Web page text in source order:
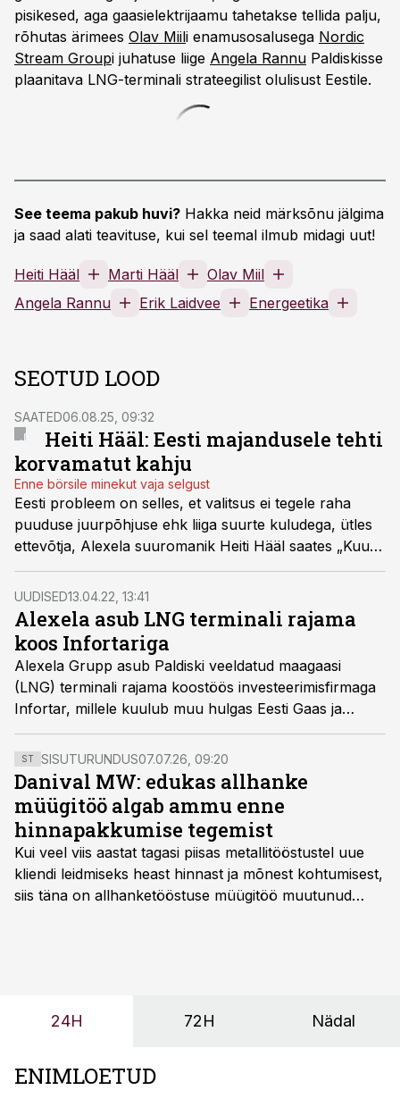
pisikesed, aga gaasielektrijaamu tahetakse tellida palju,
rõhutas ärimees Olav Miili enamusosalusega Nordic
Stream Groupi juhatuse liige Angela Rannu Paldiskisse
plaanitava LNG-terminali strateegilist olulisust Eestile.
See teema pakub huvi? Hakka neid märksõnu jälgima
ja saad alati teavituse, kui sel teemal ilmub midagi uut!
Heiti Hääl Marti Hääl
Olav Miil
Angela Rannu
Erik Laidvee Energeetika
SEOTUD LOOD
SAATED06.08.25, 09:32
Heiti Hääl: Eesti majandusele tehti
korvamatut kahju
Enne börsile minekut vaja selgust
Eesti probleem on selles, et valitsus ei tegele raha
puuduse juurpõhjuse ehk liiga suurte kuludega, ütles
ettevõtja, Alexela suuromanik Heiti Hääl saates „Kuum
tool“.
UUDISED13.04.22, 13:41
Alexela asub LNG terminali rajama
koos Infortariga
Alexela Grupp asub Paldiski veeldatud maagaasi
(LNG) terminali rajama koostöös investeerimisfirmaga
Infortar, millele kuulub muu hulgas Eesti Gaas ja
suurosalus Tallinkis.
ST SISUTURUNDUS07.07.26, 09:20
Danival MW: edukas allhanke
müügitöö algab ammu enne
hinnapakkumise tegemist
Kui veel viis aastat tagasi piisas metallitööstustel uue
kliendi leidmiseks heast hinnast ja mõnest kohtumisest,
siis täna on allhanketööstuse müügitöö muutunud
24H 72H Nädal
ENIMLOETUD